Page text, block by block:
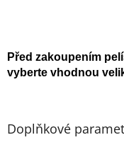
Před zakoupením
vyberte vhodnou
Doplňkové